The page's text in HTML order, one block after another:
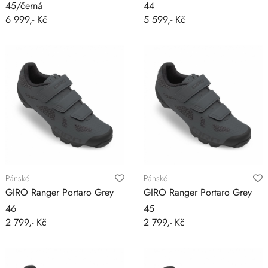
45/černá
6 999,- Kč
44
5 599,- Kč
Pánské
GIRO Ranger Portaro Grey
46
2 799,- Kč
Pánské
GIRO Ranger Portaro Grey
45
2 799,- Kč